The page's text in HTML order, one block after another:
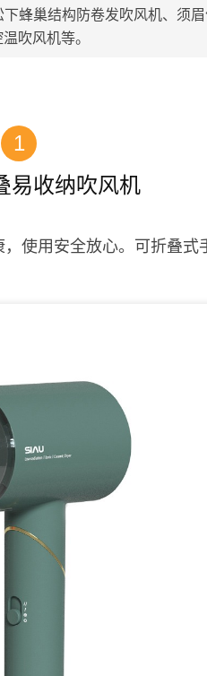
蜂巢结构防卷发吹风机、须
吹风机等。
1
易收纳吹风机
使用安全放心。可折叠式